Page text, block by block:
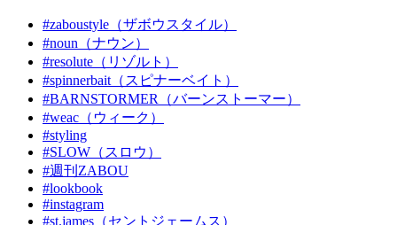
#zaboustyle（ザボウスタイル）
#noun（ナウン）
#resolute（リゾルト）
#spinnerbait（スピナーベイト）
#BARNSTORMER（バーンストーマー）
#weac（ウィーク）
#styling
#SLOW（スロウ）
#週刊ZABOU
#lookbook
#instagram
#st.james（セントジェームス）